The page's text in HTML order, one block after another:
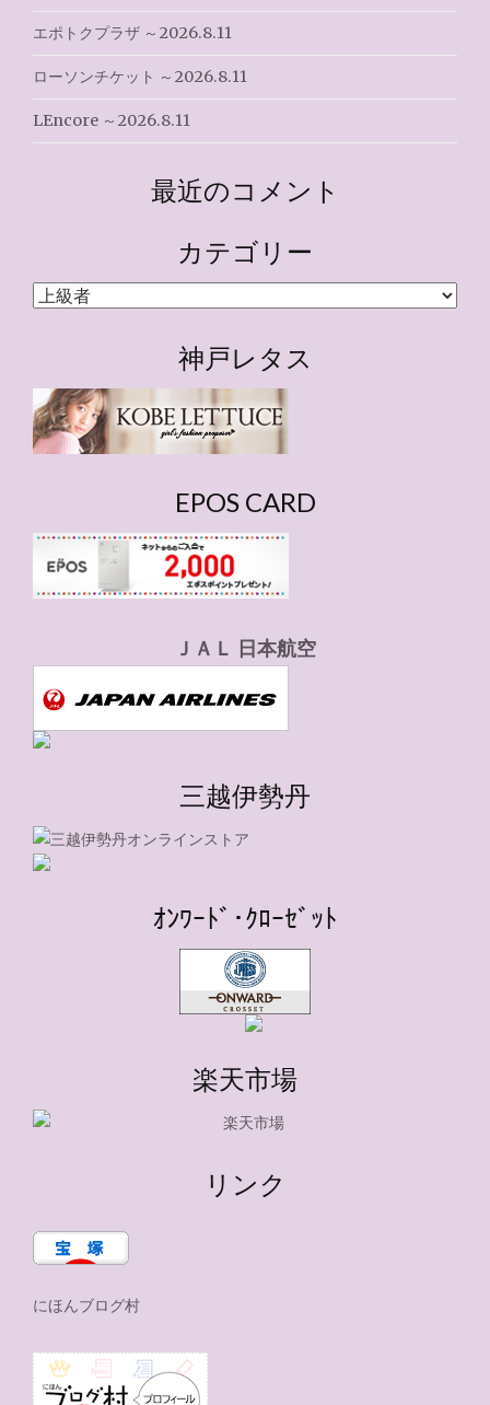
エポトクプラザ ～2026.8.11
ローソンチケット ～2026.8.11
LEncore ～2026.8.11
最近のコメント
カテゴリー
カ
ー
神戸レタス
EPOS CARD
ＪＡＬ 日本航空
三越伊勢丹
ｵﾝﾜｰﾄﾞ･ｸﾛｰｾﾞｯﾄ
楽天市場
リンク
にほんブログ村